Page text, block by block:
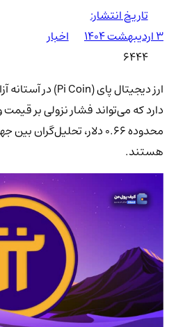
تاریخ انتشار:
۳ اردیبهشت ۱۴۰۴
اخبار
6444
دارد که می‌تواند فشار نزولی بر قیمت
هستند.